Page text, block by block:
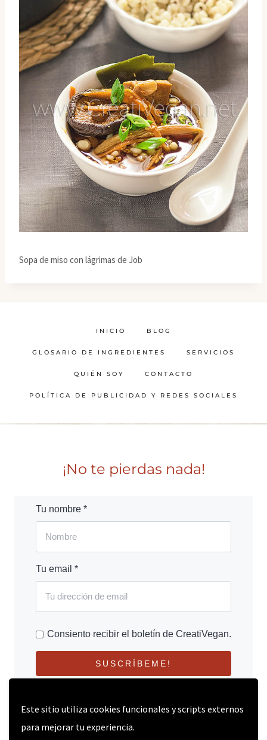
Este sitio utiliza cookies funcionales y scripts externos
para mejorar tu experiencia.
Sopa de miso con lágrimas de Job
INICIO BLOG
GLOSARIO DE INGREDIENTES SERVICIOS
QUIÉN SOY CONTACTO
POLÍTICA DE PUBLICIDAD Y REDES SOCIALES
¡No te pierdas nada!
Tu nombre *
Tu email *
Consiento recibir el boletín de CreatiVegan.
SUSCRÍBEME!